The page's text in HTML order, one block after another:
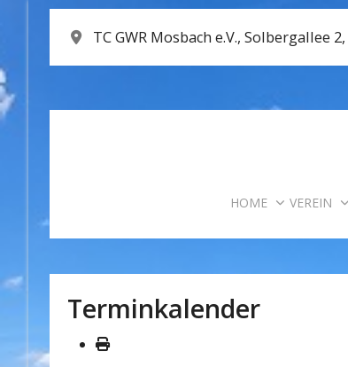
TC GWR Mosbach e.V., Solbergallee
HOME VEREIN
Terminkalender